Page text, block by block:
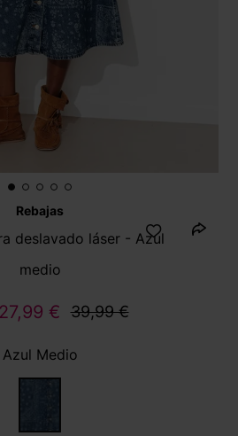
Rebajas
deslavado láser - Azul
medio
27,99 € 39,99 €
Azul Medio